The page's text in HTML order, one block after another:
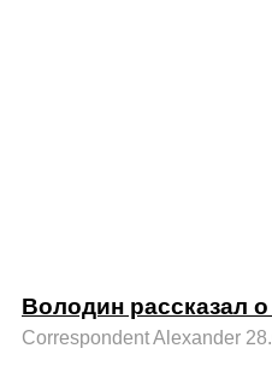
Володин рассказал
Correspondent Alexander